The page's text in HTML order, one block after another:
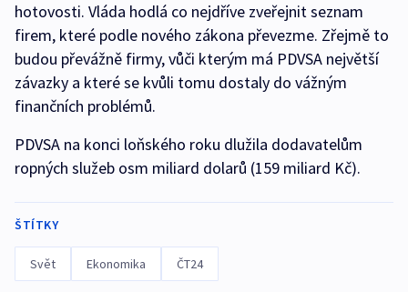
hotovosti. Vláda hodlá co nejdříve zveřejnit seznam
firem, které podle nového zákona převezme. Zřejmě to
budou převážně firmy, vůči kterým má PDVSA největší
závazky a které se kvůli tomu dostaly do vážným
finančních problémů.
PDVSA na konci loňského roku dlužila dodavatelům
ropných služeb osm miliard dolarů (159 miliard Kč).
ŠTÍTKY
Svět Ekonomika ČT24